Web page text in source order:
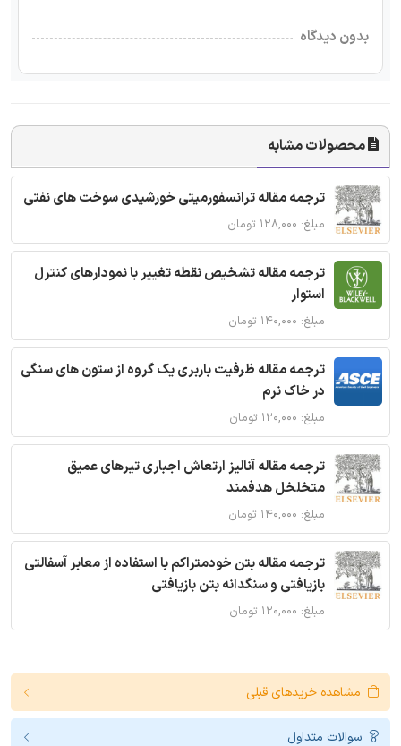
بدون دیدگاه
محصولات مشابه
ترجمه مقاله ترانسفورمیتی خورشیدی سوخت های نفتی
مبلغ: ۱۲۸,۰۰۰ تومان
ترجمه مقاله تشخیص نقطه تغییر با نمودارهای کنترل
استوار
مبلغ: ۱۴۰,۰۰۰ تومان
ترجمه مقاله ظرفیت باربری یک گروه از ستون های سنگی
در خاک نرم
مبلغ: ۱۲۰,۰۰۰ تومان
ترجمه مقاله آنالیز ارتعاش اجباری تیرهای عمیق
متخلخل هدفمند
مبلغ: ۱۴۰,۰۰۰ تومان
ترجمه مقاله بتن خودمتراکم با استفاده از معابر آسفالتی
بازیافتی و سنگدانه بتن بازیافتی
مبلغ: ۱۲۰,۰۰۰ تومان
مشاهده خریدهای قبلی
سوالات متداول